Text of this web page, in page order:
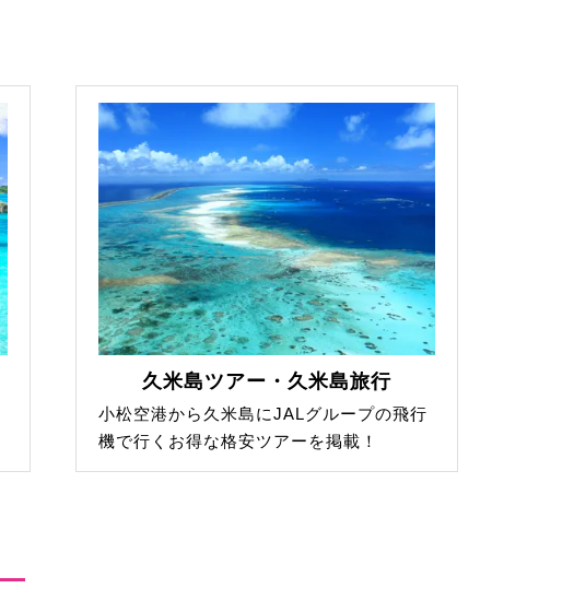
久米島ツアー・久米島旅行
小松空港から久米島にJALグループの飛行
機で行くお得な格安ツアーを掲載！